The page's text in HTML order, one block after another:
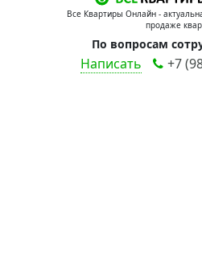
Все Квартиры Онлайн -
продаже
По вопросам
Написать +7